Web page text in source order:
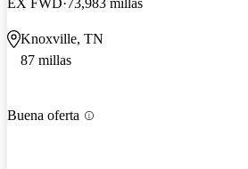
EX FWD 73,983 millas
Knoxville, TN
87 millas
Buena oferta